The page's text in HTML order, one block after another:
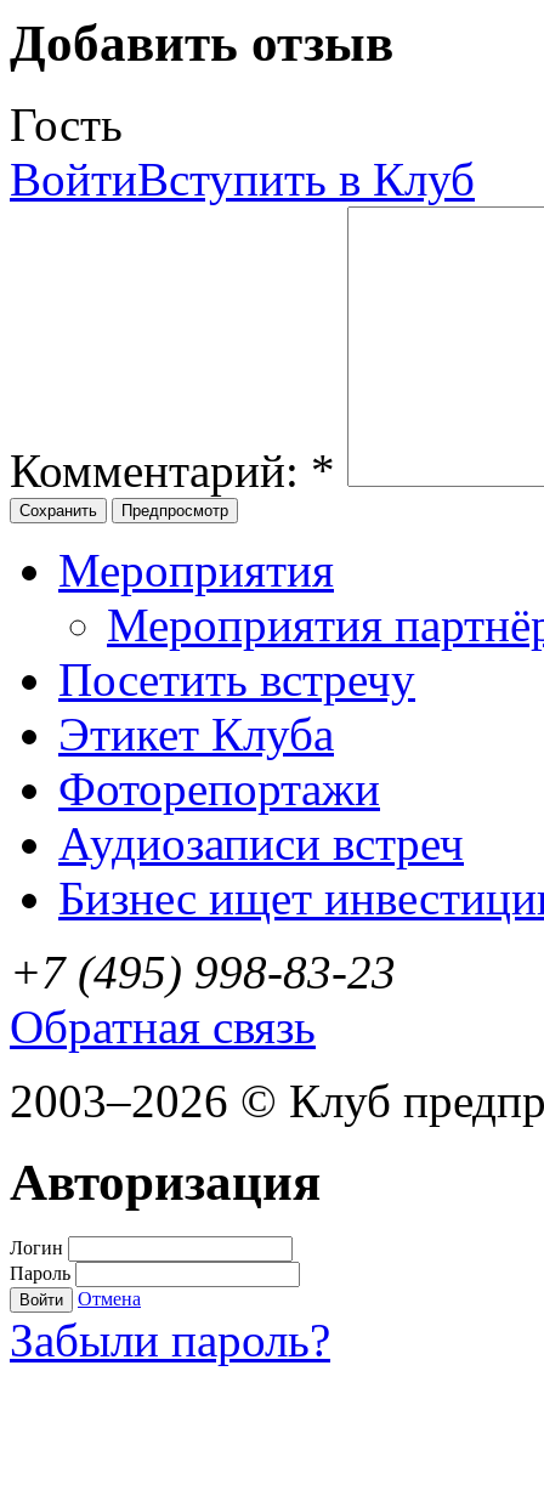
Добавить отзыв
Гость
ВойтиВступить в Клуб
Комментарий: *
Мероприятия
Мероприятия
Посетить встречу
Этикет Клуба
Фоторепортажи
Аудиозаписи встреч
Бизнес ищет
+7 (495) 998-83-23
Обратная связь
2003–2026 © Клуб
Авторизация
Логин
Пароль
Войти Отмена
Забыли пароль?